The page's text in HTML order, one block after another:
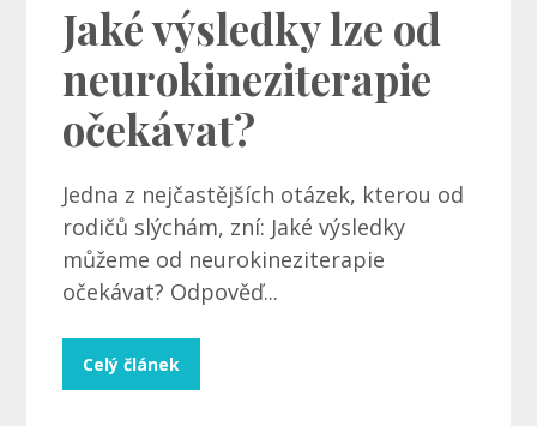
Jaké výsledky lze od
neurokineziterapie
očekávat?
Jedna z nejčastějších otázek, kterou od
rodičů slýchám, zní: Jaké výsledky
můžeme od neurokineziterapie
očekávat? Odpověď...
Celý článek